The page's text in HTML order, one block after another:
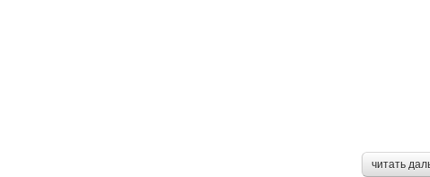
читать